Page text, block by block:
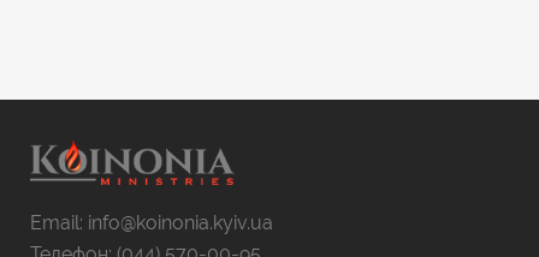
Email: info@koinonia.kyiv.ua